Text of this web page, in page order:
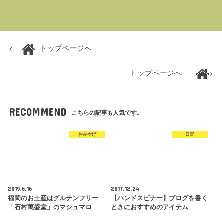
トップページへ
トップページへ
RECOMMEND こちらの記事も人気です。
おみやげ
2019.6.16
福岡のお土産はグルテンフリー
「石村萬盛堂」のマシュマロ
日記
2017.12.24
【ハンドスピナー】ブログを書く
ときにおすすめのアイテム